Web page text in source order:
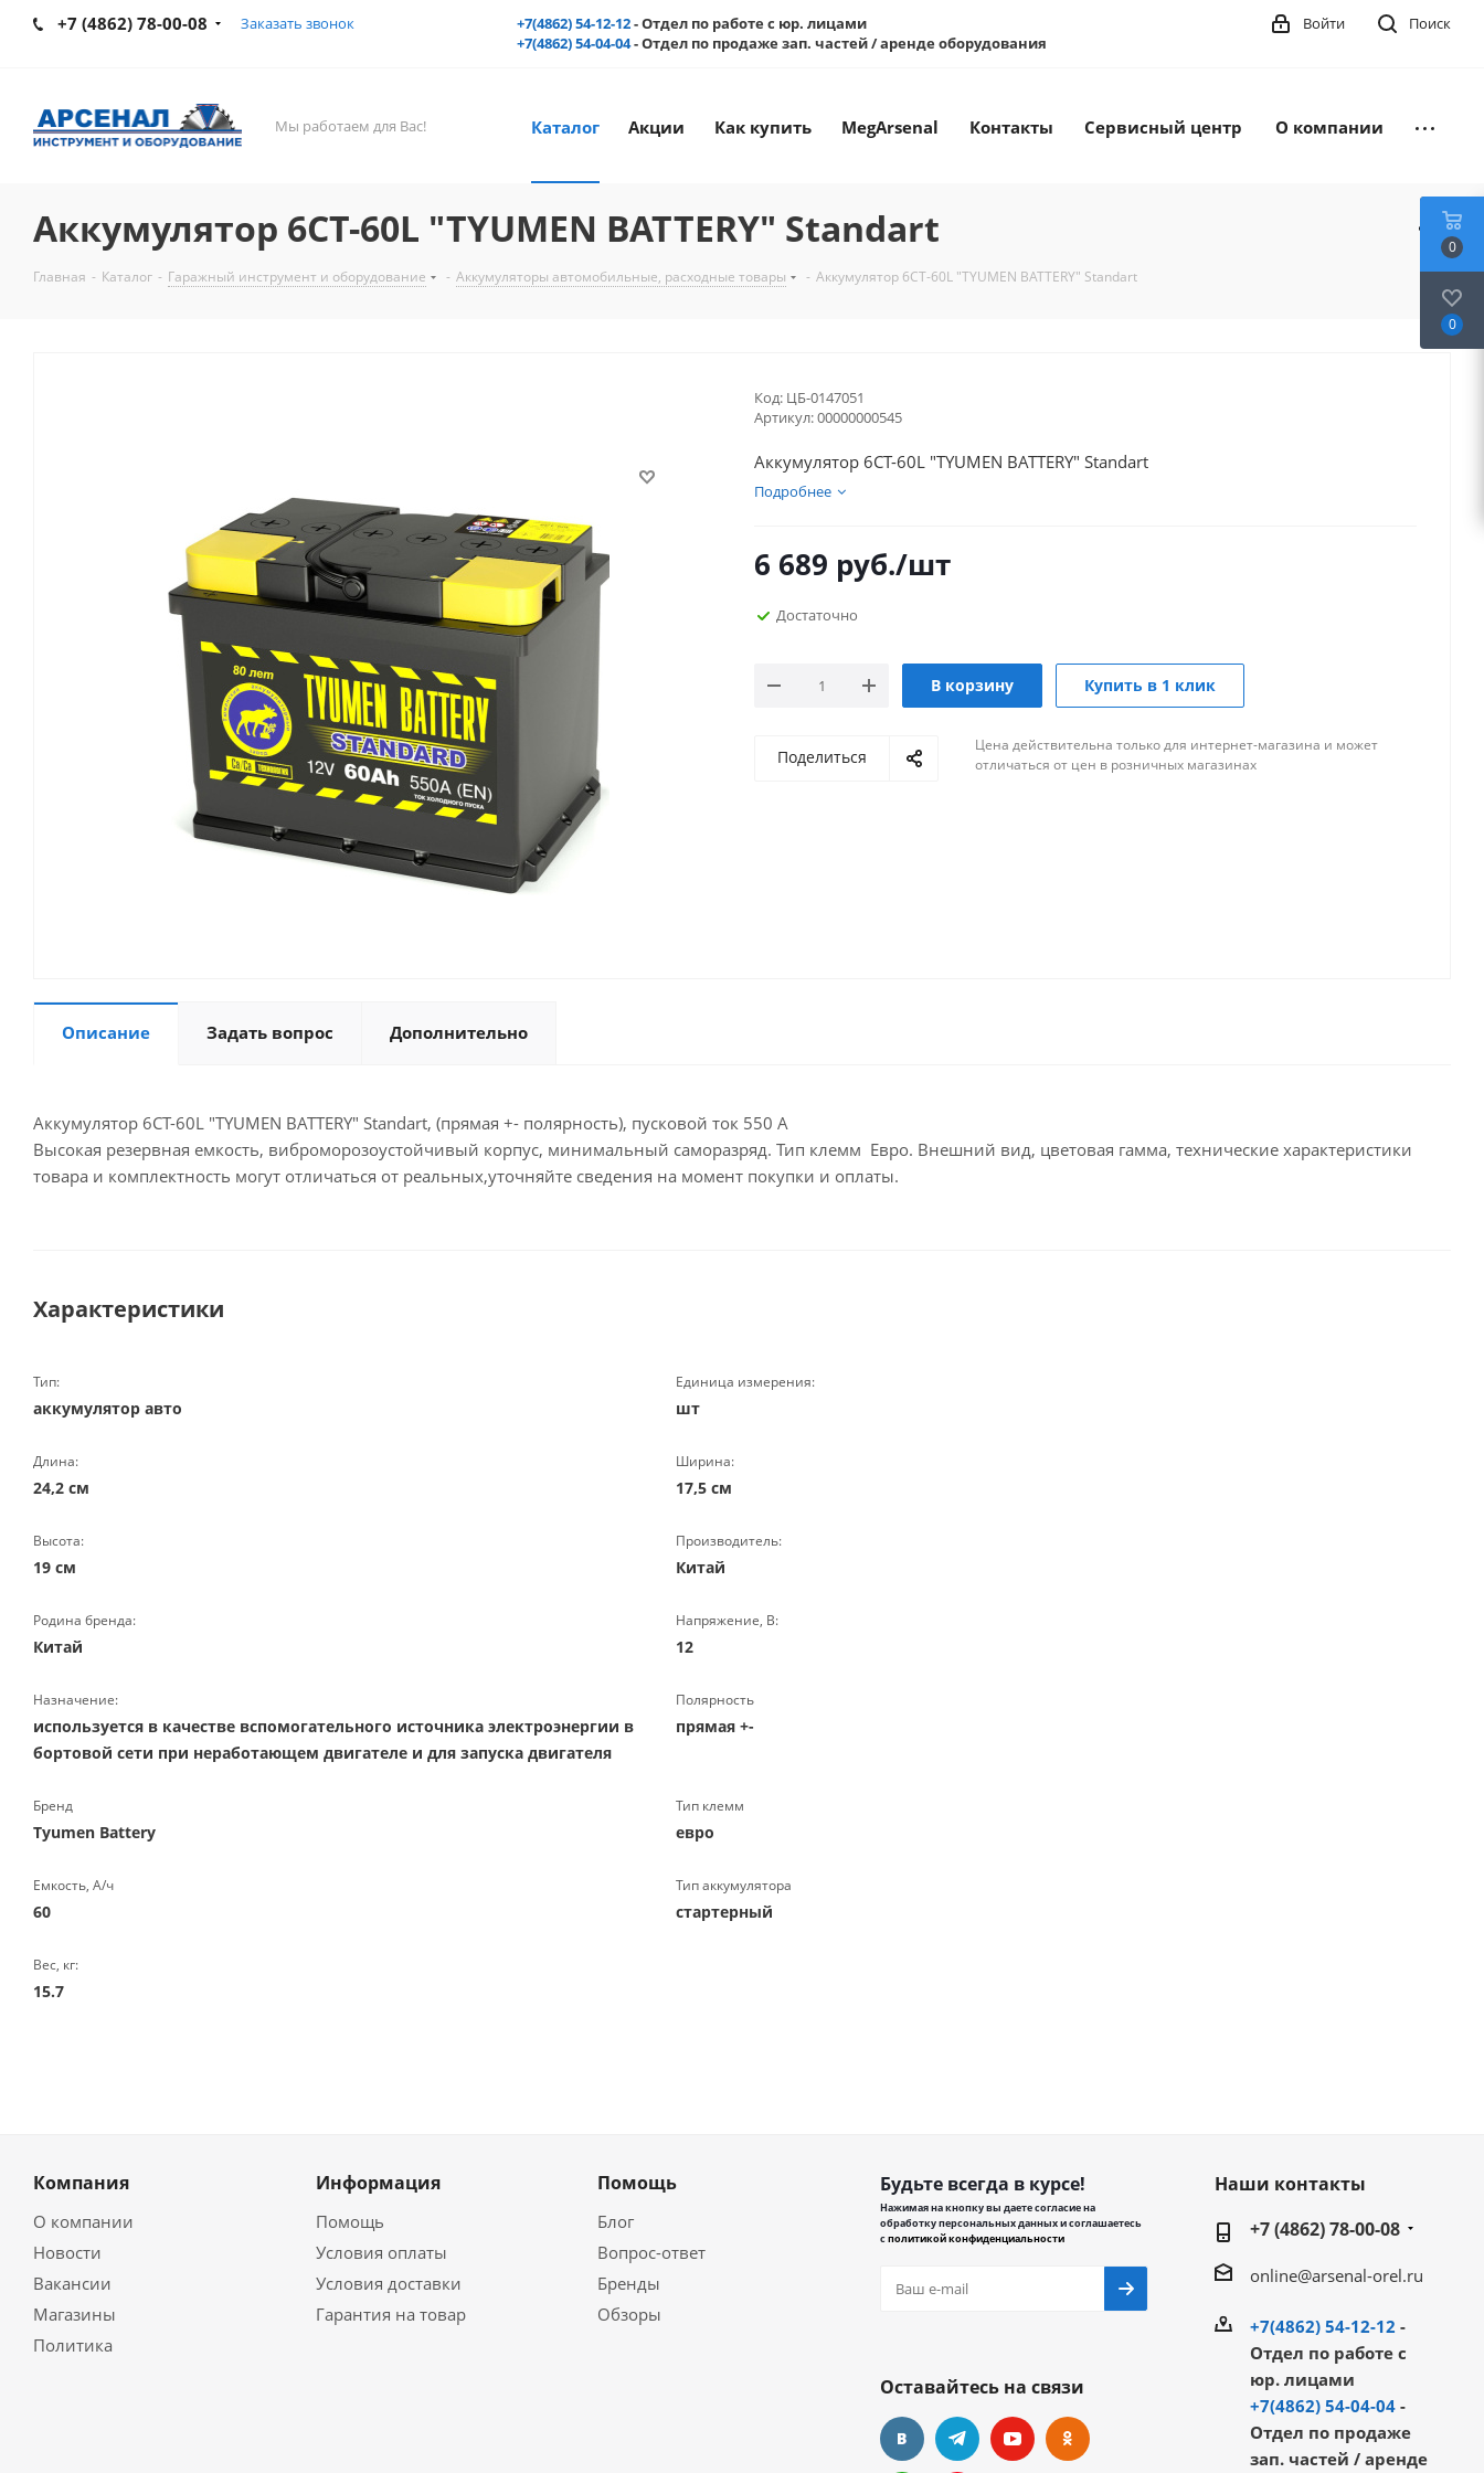
+7 (4862) 78-00-08 Заказать звонок +7(4862) 54-12-12- Отдел по работе с юр. лицами
+7(4862) 54-04-04- Отдел по продаже зап. частей / аренде оборудования
Поиск
Войти
Мы работаем для Вас! Каталог Акции Как купить MegArsenal Контакты Сервисный центр О компании
Аккумулятор 6СТ-60L "TYUMEN BATTERY" Standart
Главная - Каталог - Гаражный инструмент и оборудование - Аккумуляторы автомобильные, расходные товары - Аккумулятор 6СТ-60L "TYUMEN BATTERY" Standart
Код: ЦБ-0147051
Артикул:00000000545
Аккумулятор 6СТ-60L "TYUMEN BATTERY" Standart
Подробнее
6 689 руб./шт
Достаточно
В корзину Купить в 1 клик
Поделиться
Цена действительна только для интернет-магазина и может
отличаться от цен в розничных магазинах
Описание Задать вопрос Дополнительно
Аккумулятор 6СТ-60L "TYUMEN BATTERY" Standart, (прямая +- полярность), пусковой ток 550 А
Высокая резервная емкость, виброморозоустойчивый корпус, минимальный саморазряд. Тип клемм Евро. Внешний вид, цветовая гамма, технические характеристики
товара и комплектность могут отличаться от реальных,уточняйте сведения на момент покупки и оплаты.
Характеристики
Тип:
аккумулятор авто
Единица измерения:
шт
Длина:
24,2 см
Ширина:
17,5 см
Высота:
19 см
Производитель:
Китай
Родина бренда:
Китай
Напряжение, В:
12
Назначение:
используется в качестве вспомогательного источника электроэнергии в
бортовой сети при неработающем двигателе и для запуска двигателя
Полярность
прямая +-
Бренд
Tyumen Battery
Тип клемм
евро
Емкость, А/ч
60
Тип аккумулятора
стартерный
Вес, кг:
15.7
Компания
О компании
Новости
Вакансии
Магазины
Политика
Информация
Помощь
Условия оплаты
Условия доставки
Гарантия на товар
Помощь
Блог
Вопрос-ответ
Бренды
Обзоры
Будьте всегда в курсе!
Нажимая на кнопку вы даете согласие на
обработку персональных данных и соглашаетесь
сполитикой конфиденциальности
Оставайтесь на связи
Наши контакты
+7 (4862) 78-00-08
online@arsenal-orel.ru
+7(4862) 54-12-12 -
Отдел по работе с
юр. лицами
+7(4862) 54-04-04-
Отдел по продаже
зап. частей / аренде
0
0